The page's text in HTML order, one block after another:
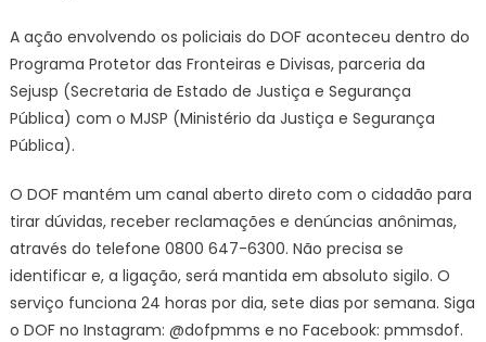
A ação envolvendo os policiais do DOF aconteceu dentro do
Programa Protetor das Fronteiras e Divisas, parceria da
Sejusp (Secretaria de Estado de Justiça e Segurança
Pública) com o MJSP (Ministério da Justiça e Segurança
Pública).
O DOF mantém um canal aberto direto com o cidadão para
tirar dúvidas, receber reclamações e denúncias anônimas,
através do telefone 0800 647-6300. Não precisa se
identificar e, a ligação, será mantida em absoluto sigilo. O
serviço funciona 24 horas por dia, sete dias por semana. Siga
o DOF no Instagram: @dofpmms e no Facebook: pmmsdof.